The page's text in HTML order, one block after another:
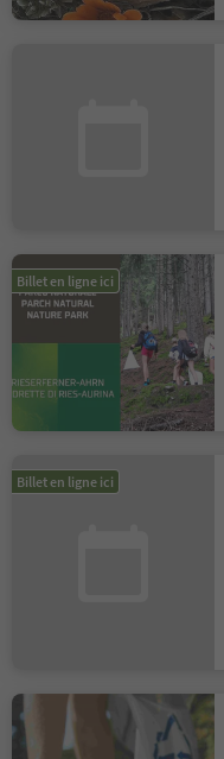
Billet en ligne ici
Billet en ligne ici